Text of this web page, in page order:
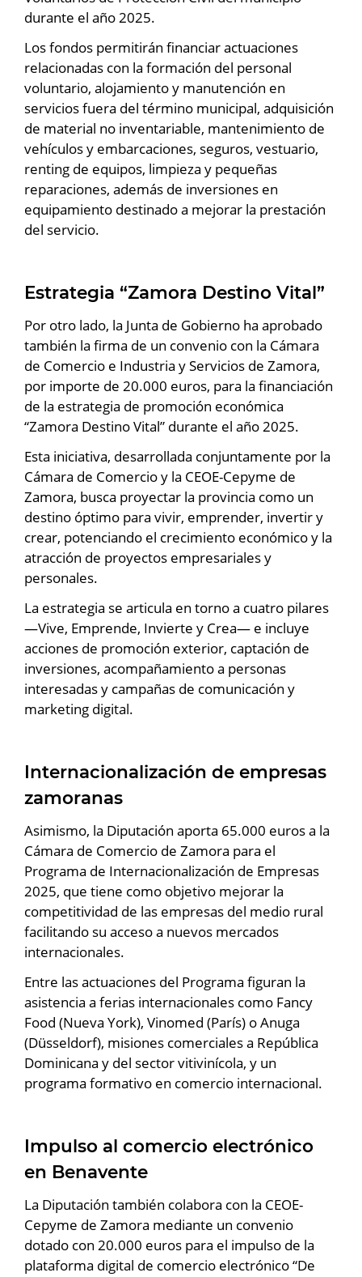
durante el año 2025.
Los fondos permitirán financiar actuaciones
relacionadas con la formación del personal
voluntario, alojamiento y manutención en
servicios fuera del término municipal, adquisición
de material no inventariable, mantenimiento de
vehículos y embarcaciones, seguros, vestuario,
renting de equipos, limpieza y pequeñas
reparaciones, además de inversiones en
equipamiento destinado a mejorar la prestación
del servicio.
Estrategia “Zamora Destino Vital”
Por otro lado, la Junta de Gobierno ha aprobado
también la firma de un convenio con la Cámara
de Comercio e Industria y Servicios de Zamora,
por importe de 20.000 euros, para la financiación
de la estrategia de promoción económica
“Zamora Destino Vital” durante el año 2025.
Esta iniciativa, desarrollada conjuntamente por la
Cámara de Comercio y la CEOE-Cepyme de
Zamora, busca proyectar la provincia como un
destino óptimo para vivir, emprender, invertir y
crear, potenciando el crecimiento económico y la
atracción de proyectos empresariales y
personales.
La estrategia se articula en torno a cuatro pilares
—Vive, Emprende, Invierte y Crea— e incluye
acciones de promoción exterior, captación de
inversiones, acompañamiento a personas
interesadas y campañas de comunicación y
marketing digital.
Internacionalización de empresas
zamoranas
Asimismo, la Diputación aporta 65.000 euros a la
Cámara de Comercio de Zamora para el
Programa de Internacionalización de Empresas
2025, que tiene como objetivo mejorar la
competitividad de las empresas del medio rural
facilitando su acceso a nuevos mercados
internacionales.
Entre las actuaciones del Programa figuran la
asistencia a ferias internacionales como Fancy
Food (Nueva York), Vinomed (París) o Anuga
(Düsseldorf), misiones comerciales a República
Dominicana y del sector vitivinícola, y un
programa formativo en comercio internacional.
Impulso al comercio electrónico
en Benavente
La Diputación también colabora con la CEOE-
Cepyme de Zamora mediante un convenio
dotado con 20.000 euros para el impulso de la
plataforma digital de comercio electrónico “De